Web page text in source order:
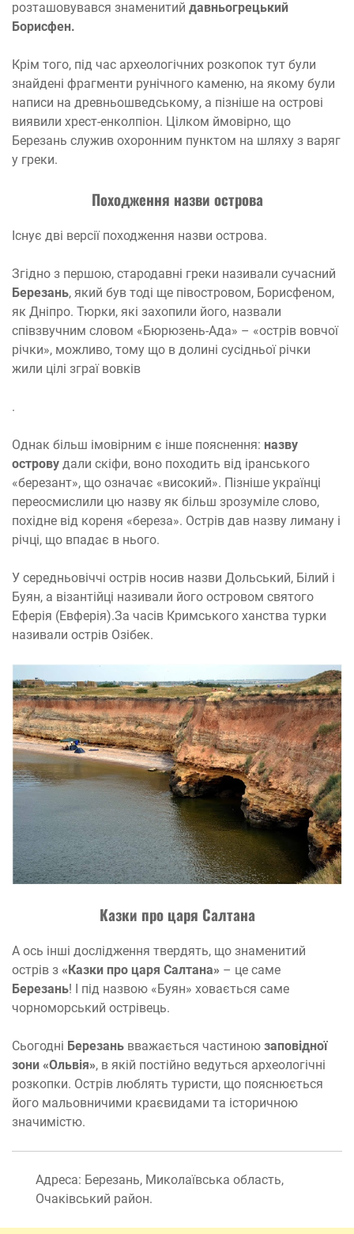
розташовувався знаменитий давньогрецький
Борисфен.
Крім того, під час археологічних розкопок тут були
знайдені фрагменти рунічного каменю, на якому були
написи на древньошведському, а пізніше на острові
виявили хрест-енколпіон. Цілком ймовірно, що
Березань служив охоронним пунктом на шляху з варяг
у греки.
Походження назви острова
Існує дві версії походження назви острова.
Згідно з першою, стародавні греки називали сучасний
Березань, який був тоді ще півостровом, Борисфеном,
як Дніпро. Тюрки, які захопили його, назвали
співзвучним словом «Бюрюзень-Ада» – «острів вовчої
річки», можливо, тому що в долині сусідньої річки
жили цілі зграї вовків
.
Однак більш імовірним є інше пояснення: назву
острову дали скіфи, воно походить від іранського
«березант», що означає «високий». Пізніше українці
переосмислили цю назву як більш зрозуміле слово,
похідне від кореня «береза». Острів дав назву лиману і
річці, що впадає в нього.
У середньовіччі острів носив назви Дольський, Білий і
Буян, а візантійці називали його островом святого
Еферія (Евферія).За часів Кримського ханства турки
називали острів Озібек.
Казки про царя Салтана
А ось інші дослідження твердять, що знаменитий
острів з «Казки про царя Салтана» – це саме
Березань! І під назвою «Буян» ховається саме
чорноморський острівець.
Сьогодні Березань вважається частиною заповідної
зони «Ольвія», в якій постійно ведуться археологічні
розкопки. Острів люблять туристи, що пояснюється
його мальовничими краєвидами та історичною
значимістю.
Адреса: Березань, Миколаївська область,
Очаківський район.